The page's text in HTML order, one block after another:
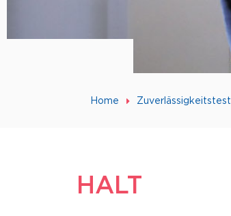
Home Zuverlässigkeitstest
HALT